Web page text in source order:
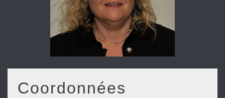
Coordonnées